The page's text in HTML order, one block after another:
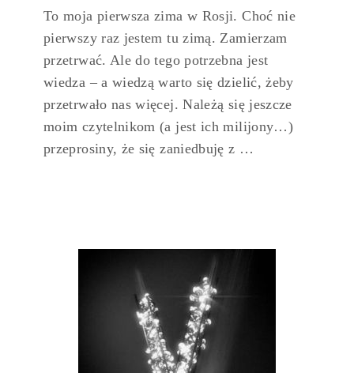
To moja pierwsza zima w Rosji. Choć nie
pierwszy raz jestem tu zimą. Zamierzam
przetrwać. Ale do tego potrzebna jest
wiedza – a wiedzą warto się dzielić, żeby
przetrwało nas więcej. Należą się jeszcze
moim czytelnikom (a jest ich milijony…)
przeprosiny, że się zaniedbuję z …